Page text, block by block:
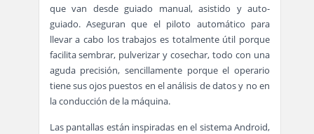
que van desde guiado manual, asistido y auto-
guiado. Aseguran que el piloto automático para
llevar a cabo los trabajos es totalmente útil porque
facilita sembrar, pulverizar y cosechar, todo con una
aguda precisión, sencillamente porque el operario
tiene sus ojos puestos en el análisis de datos y no en
la conducción de la máquina.
Las pantallas están inspiradas en el sistema Android,